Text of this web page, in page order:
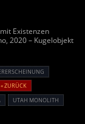
Existenzen
2020 – Kugelobjekt
« ZURÜCK
UTAH MONOLITH